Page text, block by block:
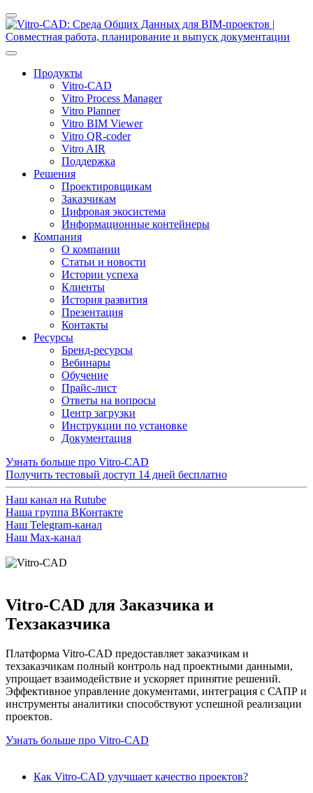
Продукты
Vitro-CAD
Vitro Process Manager
Vitro Planner
Vitro BIM Viewer
Vitro QR-coder
Vitro AIR
Поддержка
Решения
Проектировщикам
Заказчикам
Цифровая экосистема
Информационные контейнеры
Компания
О компании
Статьи и новости
Истории успеха
Клиенты
История развития
Презентация
Контакты
Ресурсы
Бренд-ресурсы
Вебинары
Обучение
Прайс-лист
Ответы на вопросы
Центр загрузки
Инструкции по установке
Документация
Узнать больше про Vitro-CAD
Получить тестовый доступ 14 дней бесплатно
Наш канал на Rutube
Наша группа ВКонтакте
Наш Telegram-канал
Наш Max-канал
Vitro-CAD для Заказчика и
Техзаказчика
Платформа Vitro-CAD предоставляет заказчикам и
техзаказчикам полный контроль над проектными данными,
упрощает взаимодействие и ускоряет принятие решений.
Эффективное управление документами, интеграция с САПР и
инструменты аналитики способствуют успешной реализации
проектов.
Узнать больше про Vitro-CAD
Как Vitro-CAD улучшает качество проектов?